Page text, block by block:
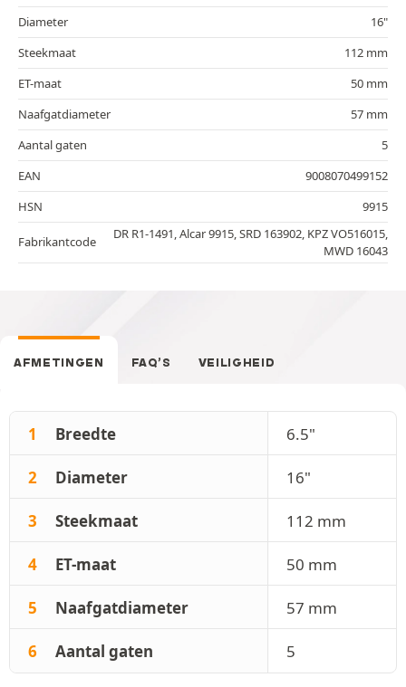
Diameter
16"
Steekmaat
112 mm
ET-maat
50 mm
Naafgatdiameter
57 mm
Aantal gaten
5
EAN
9008070499152
HSN
9915
Fabrikantcode
DR R1-1491, Alcar 9915, SRD 163902, KPZ VO516015,
MWD 16043
AFMETINGEN FAQ’S VEILIGHEID
1 Breedte 6.5"
2 Diameter 16"
3 Steekmaat 112 mm
4 ET-maat 50 mm
5 Naafgatdiameter 57 mm
6 Aantal gaten 5